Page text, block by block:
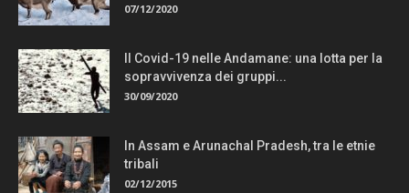
07/12/2020
Il Covid-19 nelle Andamane: una lotta per la
sopravvivenza dei gruppi...
30/09/2020
In Assam e Arunachal Pradesh, tra le etnie
tribali
02/12/2015